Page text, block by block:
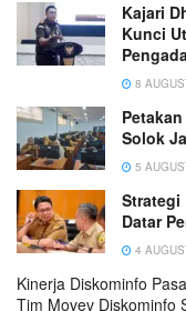
Kajari
Kunci
8
Solok
5
Strategi
Datar
4
Kinerja Diskominfo
Tim Movev Diskominfo